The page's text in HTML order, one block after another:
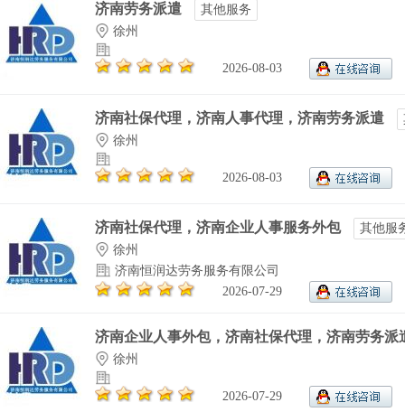
济南劳务派遣
其他服务
徐州
2026-08-03
济南社保代理，济南人事代理，济南劳务派遣
徐州
2026-08-03
济南社保代理，济南企业人事服务外包
其他服
徐州
济南恒润达劳务服务有限公司
2026-07-29
济南企业人事外包，济南社保代理，济南劳务派
徐州
2026-07-29